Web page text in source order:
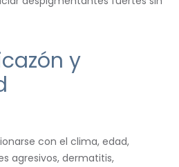
y
con el clima, edad,
agresivos, dermatitis,